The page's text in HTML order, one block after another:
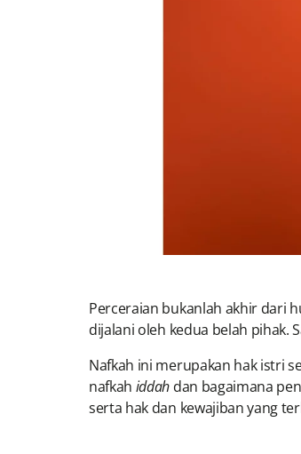
Perceraian bukanlah akhir dari
dijalani oleh kedua belah pihak.
Nafkah ini merupakan hak istri
nafkah iddah dan bagaimana
serta hak dan kewajiban yang